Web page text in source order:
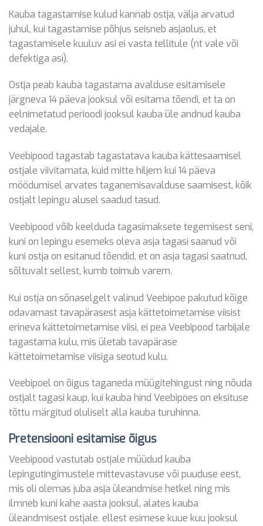
Kauba tagastamise kulud kannab ostja, välja arvatud
juhul, kui tagastamise põhjus seisneb asjaolus, et
tagastamisele kuuluv asi ei vasta tellitule (nt vale või
defektiga asi).
Ostja peab kauba tagastama avalduse esitamisele
järgneva 14 päeva jooksul või esitama tõendi, et ta on
eelnimetatud perioodi jooksul kauba üle andnud kauba
vedajale.
Veebipood tagastab tagastatava kauba kättesaamisel
ostjale viivitamata, kuid mitte hiljem kui 14 päeva
möödumisel arvates taganemisavalduse saamisest, kõik
ostjalt lepingu alusel saadud tasud.
Veebipood võib keelduda tagasimaksete tegemisest seni,
kuni on lepingu esemeks oleva asja tagasi saanud või
kuni ostja on esitanud tõendid, et on asja tagasi saatnud,
sõltuvalt sellest, kumb toimub varem.
Kui ostja on sõnaselgelt valinud Veebipoe pakutud kõige
odavamast tavapärasest asja kättetoimetamise viisist
erineva kättetoimetamise viisi, ei pea Veebipood tarbijale
tagastama kulu, mis ületab tavapärase
kättetoimetamise viisiga seotud kulu.
Veebipoel on õigus taganeda müügitehingust ning nõuda
ostjalt tagasi kaup, kui kauba hind Veebipoes on eksituse
tõttu märgitud oluliselt alla kauba turuhinna.
Pretensiooni esitamise õigus
Veebipood vastutab ostjale müüdud kauba
lepingutingimustele mittevastavuse või puuduse eest,
mis oli olemas juba asja üleandmise hetkel ning mis
ilmneb kuni kahe aasta jooksul, alates kauba
üleandmisest ostjale. ellest esimese kuue kuu jooksul